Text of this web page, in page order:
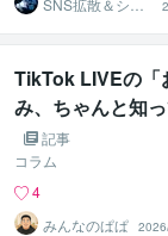
SNS拡散＆シス
テム開発業務自
動化のプロ
TikTok LIVEの「
み、ちゃんと知
記事
コラム
4
みんなのぱぱ